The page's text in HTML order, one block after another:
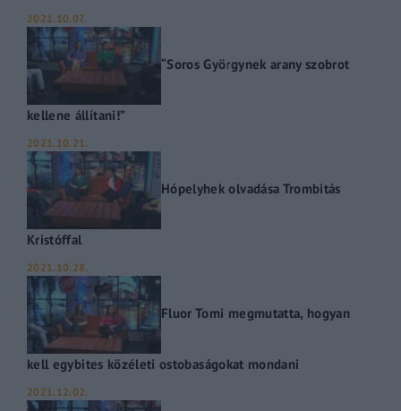
2021.10.07.
“Soros Györgynek arany szobrot
kellene állítani!”
2021.10.21.
Hópelyhek olvadása Trombitás
Kristóffal
2021.10.28.
Fluor Tomi megmutatta, hogyan
kell egybites közéleti ostobaságokat mondani
2021.12.02.